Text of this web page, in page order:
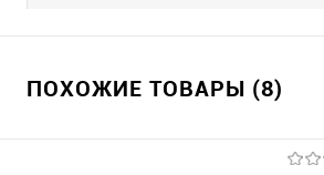
ПОХОЖИЕ ТОВАРЫ (8)